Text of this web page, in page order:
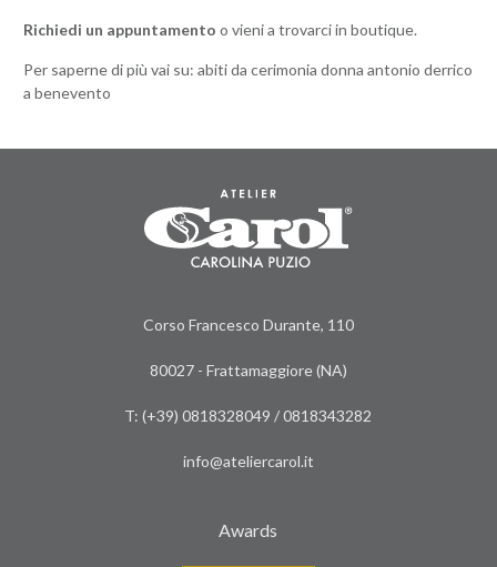
Richiedi un appuntamento o vieni a trovarci in boutique.
Per saperne di più vai su: abiti da cerimonia donna antonio derrico
a benevento
Corso Francesco Durante, 110
80027 - Frattamaggiore (NA)
T: (+39)0818328049/0818343282
info@ateliercarol.it
Awards